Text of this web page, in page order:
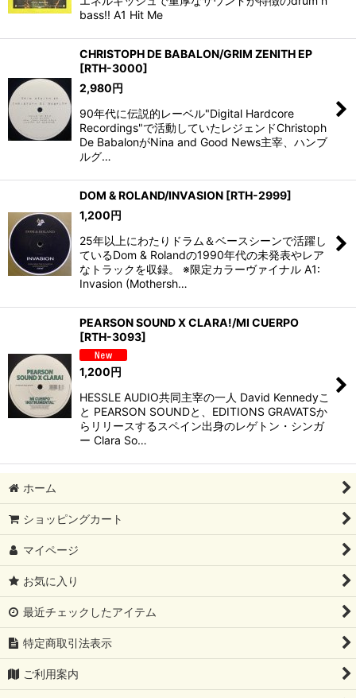
bass!! A1 Hit Me
CHRISTOPH DE BABALON/GRIM ZENITH EP
[RTH-3000]
2,980円
90年代に伝説的レーベル"Digital Hardcore
Recordings"で活動していたレジェンドChristoph
De BabalonがNina and Good News主宰、ハンブ
ルグ…
DOM & ROLAND/INVASION [RTH-2999]
1,200円
25年以上にわたりドラム＆ベースシーンで活躍し
ているDom & Rolandの1990年代の未発表やレア
なトラックを収録。 ※限定カラーヴァイナル A1:
Invasion (Mothersh…
PEARSON SOUND X CLARA!/MI CUERPO
[RTH-3093]
1,200円
HESSLE AUDIO共同主宰の一人 David Kennedyこ
と PEARSON SOUNDと、EDITIONS GRAVATSか
らリリースするスペイン出身のレゲトン・シンガ
ー Clara So…
ホーム
ショッピングカート
マイページ
お気に入り
最近チェックしたアイテム
特定商取引法表示
ご利用案内